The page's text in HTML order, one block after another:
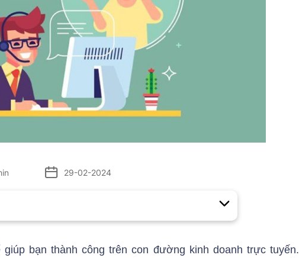
29-02-2024
bạn thành công trên con đường kinh doanh trực tuyến.